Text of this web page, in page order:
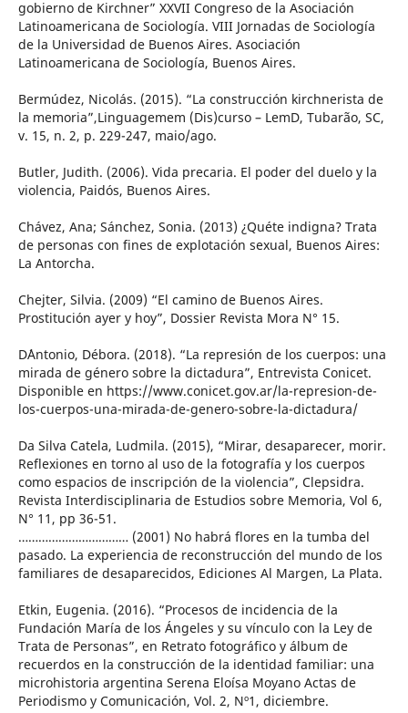
gobierno de Kirchner” XXVII Congreso de la Asociación
Latinoamericana de Sociología. VIII Jornadas de Sociología
de la Universidad de Buenos Aires. Asociación
Latinoamericana de Sociología, Buenos Aires.
Bermúdez, Nicolás. (2015). “La construcción kirchnerista de
la memoria”,Linguagemem (Dis)curso – LemD, Tubarão, SC,
v. 15, n. 2, p. 229-247, maio/ago.
Butler, Judith. (2006). Vida precaria. El poder del duelo y la
violencia, Paidós, Buenos Aires.
Chávez, Ana; Sánchez, Sonia. (2013) ¿Quéte indigna? Trata
de personas con fines de explotación sexual, Buenos Aires:
La Antorcha.
Chejter, Silvia. (2009) “El camino de Buenos Aires.
Prostitución ayer y hoy”, Dossier Revista Mora N° 15.
D´Antonio, Débora. (2018). “La represión de los cuerpos: una
mirada de género sobre la dictadura”, Entrevista Conicet.
Disponible en https://www.conicet.gov.ar/la-represion-de-
los-cuerpos-una-mirada-de-genero-sobre-la-dictadura/
Da Silva Catela, Ludmila. (2015), “Mirar, desaparecer, morir.
Reflexiones en torno al uso de la fotografía y los cuerpos
como espacios de inscripción de la violencia”, Clepsidra.
Revista Interdisciplinaria de Estudios sobre Memoria, Vol 6,
N° 11, pp 36-51.
…………………………… (2001) No habrá flores en la tumba del
pasado. La experiencia de reconstrucción del mundo de los
familiares de desaparecidos, Ediciones Al Margen, La Plata.
Etkin, Eugenia. (2016). “Procesos de incidencia de la
Fundación María de los Ángeles y su vínculo con la Ley de
Trata de Personas”, en Retrato fotográfico y álbum de
recuerdos en la construcción de la identidad familiar: una
microhistoria argentina Serena Eloísa Moyano Actas de
Periodismo y Comunicación, Vol. 2, Nº1, diciembre.